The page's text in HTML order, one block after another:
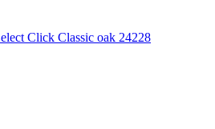
Click Classic oak 24228